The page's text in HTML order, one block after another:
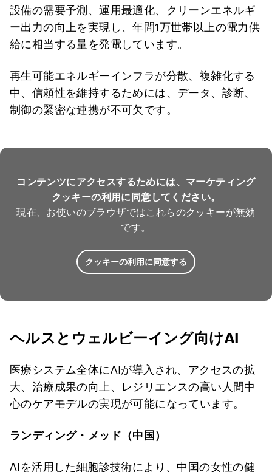
設備の需要予測、運用最適化、クリーンエネルギ
ー出力の向上を実現し、年間1万世帯以上の電力供
給に相当する量を発電しています。
再生可能エネルギーインフラが分散、複雑化する
中、信頼性を維持するためには、データ、診断、
制御の緊密な連携が不可欠です。
コンテンツにアクセスするためには、マーケティング
クッキーの利用に同意してください。
現在、お使いのブラウザではこれらのクッキーが無効
です。
クッキーの利用に同意する
ヘルスとウェルビーイング向けAI
医療システム全体にAIが導入され、アクセスの拡
大、治療成果の向上、レジリエンスの高い人間中
心のケアモデルの実現が可能になっています。
ランディング・メッド（中国）
AIを活用した細胞診技術により、中国の女性の健